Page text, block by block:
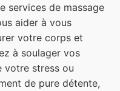
services de massage
aider à vous
votre corps et
à soulager vos
votre stress ou
de pure détente,